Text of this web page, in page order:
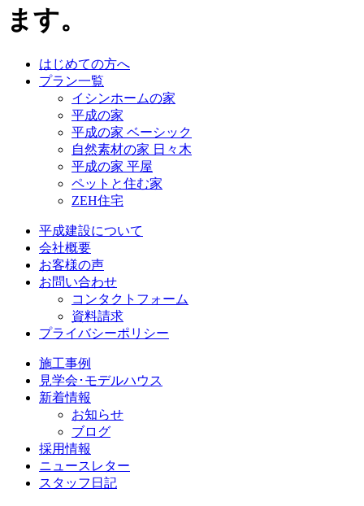
ます。
はじめての方へ
プラン一覧
イシンホームの家
平成の家
平成の家 ベーシック
自然素材の家 日々木
平成の家 平屋
ペットと住む家
ZEH住宅
平成建設について
会社概要
お客様の声
お問い合わせ
コンタクトフォーム
資料請求
プライバシーポリシー
施工事例
見学会･モデルハウス
新着情報
お知らせ
ブログ
採用情報
ニュースレター
スタッフ日記